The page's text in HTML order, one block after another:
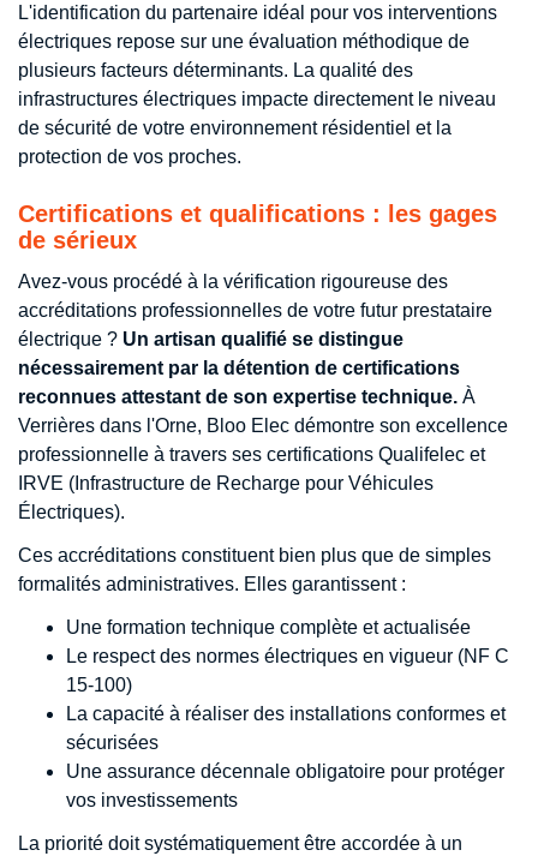
L'identification du partenaire idéal pour vos interventions
électriques repose sur une évaluation méthodique de
plusieurs facteurs déterminants. La qualité des
infrastructures électriques impacte directement le niveau
de sécurité de votre environnement résidentiel et la
protection de vos proches.
Certifications et qualifications : les gages
de sérieux
Avez-vous procédé à la vérification rigoureuse des
accréditations professionnelles de votre futur prestataire
électrique ? Un artisan qualifié se distingue
nécessairement par la détention de certifications
reconnues attestant de son expertise technique. À
Verrières dans l'Orne, Bloo Elec démontre son excellence
professionnelle à travers ses certifications Qualifelec et
IRVE (Infrastructure de Recharge pour Véhicules
Électriques).
Ces accréditations constituent bien plus que de simples
formalités administratives. Elles garantissent :
Une formation technique complète et actualisée
Le respect des normes électriques en vigueur (NF C
15-100)
La capacité à réaliser des installations conformes et
sécurisées
Une assurance décennale obligatoire pour protéger
vos investissements
La priorité doit systématiquement être accordée à un